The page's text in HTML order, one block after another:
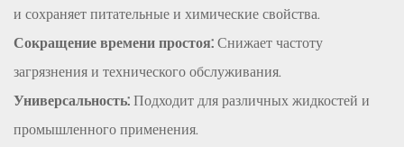
и сохраняет питательные и химические свойства.
Сокращение времени простоя:Снижает частоту
загрязнения и технического обслуживания.
Универсальность:Подходит для различных жидкостей и
промышленного применения.